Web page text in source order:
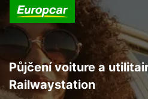
Půjčení voiture a
Railwaystation